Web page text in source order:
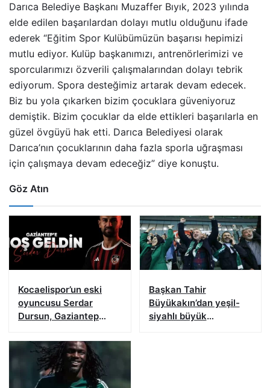
Darıca Belediye Başkanı Muzaffer Bıyık, 2023 yılında
elde edilen başarılardan dolayı mutlu olduğunu ifade
ederek “Eğitim Spor Kulübümüzün başarısı hepimizi
mutlu ediyor. Kulüp başkanımızı, antrenörlerimizi ve
sporcularımızı özverili çalışmalarından dolayı tebrik
ediyorum. Spora desteğimiz artarak devam edecek.
Biz bu yola çıkarken bizim çocuklara güveniyoruz
demiştik. Bizim çocuklar da elde ettikleri başarılarla en
güzel övgüyü hak etti. Darıca Belediyesi olarak
Darıca’nın çocuklarının daha fazla sporla uğraşması
için çalışmaya devam edeceğiz” diye konuştu.
Göz Atın
Kocaelispor’un eski
oyuncusu Serdar
Dursun, Gaziantep
Başkan Tahir
Büyükakın’dan yeşil-
siyahlı büyük